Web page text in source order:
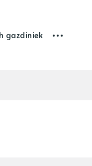
gazdiniek